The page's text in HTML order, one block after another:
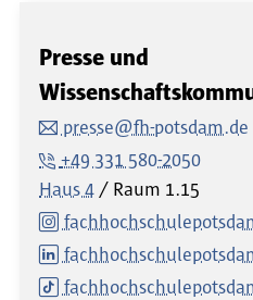
Presse und
presse@fh-potsdam.de
+49 331 580-2050
Haus 4
Raum 1.15